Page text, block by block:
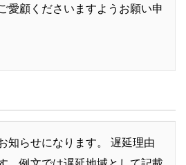
愛顧くださいますようお願い申
知らせになります。 遅延理由